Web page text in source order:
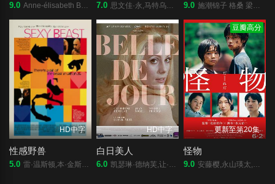
9.0 Anne-élisabeth Bossé,帕特里克·伊冯,伊夫林·布洛初,塞森·加布埃,米舍利娜·伯纳德,Mani Soleymanlou,玛加丽·列平·布隆多,尼尔斯·施内德,Noah Parker,Amélie Dallaire,玛丽·布拉萨德,Paul Savoie,Maurice de Kinder,金伯利·拉费里埃,迈伦娜·麦凯,Jo?lle Paré-Beaulieu,若瑟琳·祖科,C 7.0 思文佳·永,马特乌什.道普莱亚斯基,克里斯托夫·列克托斯基,查丽·安·施米茨勒,尤金·鲍德尔,马丁·诺伊豪斯,鲁道夫·马丁,朱迪思·斯坦哈泽,贾尼娜·阿格奈什·施罗德,克里斯汀·尼科尔斯,维维恩·卡纳,科拉·海涅,迈克尔·肯德,瓦勒腊坎尼斯切斯席夫,桑德拉·玛丽亚·弗龙特雷,康斯坦丁·卢凯,保罗·布彻 9.0 施潮锦子 格桑 梁耶雯
HD中字
性感野兽
5.0 雷·温斯顿,本·金斯利,伊恩·麦柯肖恩,阿曼达·雷德曼,詹姆斯·福克斯,Cavan,Kendall,Julianne,White,Álvaro,Monje,Robert,Atiko,Nieves,del,Amo,Oruet,Enrique,Alemán,Fabrega,杰拉尔·巴里,José,Maria,Cano,Ramos,Desirée,Erasmus,Santiago,Frias,Munoz
HD中字
白日美人
6.0 凯瑟琳·德纳芙,让·索雷尔,米歇尔·皮科利,吉内瓦维·佩吉,皮埃尔·克里蒙地,弗兰西丝·法比安,玛莎·梅赫勒,穆尼,Maria,Latour,克洛德·塞瓦尔,米歇尔·查瑞尔,Iska,Khan,贝尔纳·米松,马塞尔·沙尔韦,弗朗索瓦·麦斯特,弗朗西斯科·拉瓦尔,乔治·马沙尔,弗朗西斯·布朗什
豆瓣高分
更新至第20集
怪物
9.0 安藤樱,永山瑛太,黑川想矢,柊木阳太,角田晃广,黑田大辅,森冈龙,北浦爱,片山萌美,野吕佳代,高畑充希,中村狮童,田中裕子